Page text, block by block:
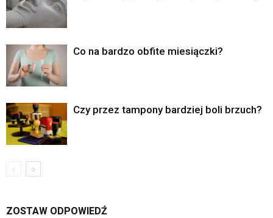
Co na bardzo obfite miesiączki?
Czy przez tampony bardziej boli brzuch?
ZOSTAW ODPOWIEDŹ